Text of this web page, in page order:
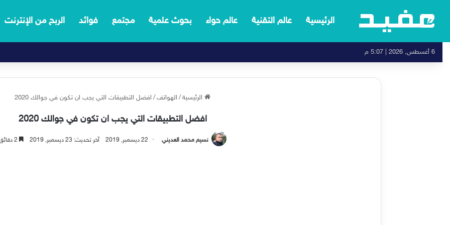
الرئيسية عالم التقنية عالم حواء بحوث علمية مجتمع فوائد الربح من الإنترنت
6 أغسطس, 2026 | 5:07 م
الرئيسية/ الهواتف/ افضل التطبيقات التي يجب ان تكون في جوالك 2020
افضل التطبيقات التي يجب ان تكون في جوالك 2020
نسيم محمد العديني 22 ديسمبر, 2019 آخر تحديث: 23 ديسمبر, 2019